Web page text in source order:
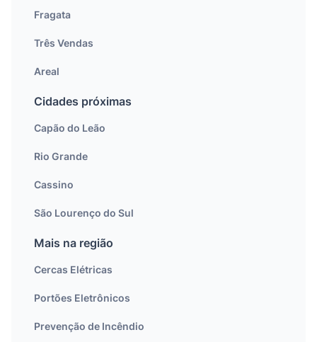
Fragata
Três Vendas
Areal
Cidades próximas
Capão do Leão
Rio Grande
Cassino
São Lourenço do Sul
Mais na região
Cercas Elétricas
Portões Eletrônicos
Prevenção de Incêndio